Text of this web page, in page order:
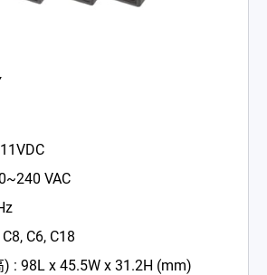
VAC
C6, C18
) : 98L x 45.5W x 31.2H (mm)